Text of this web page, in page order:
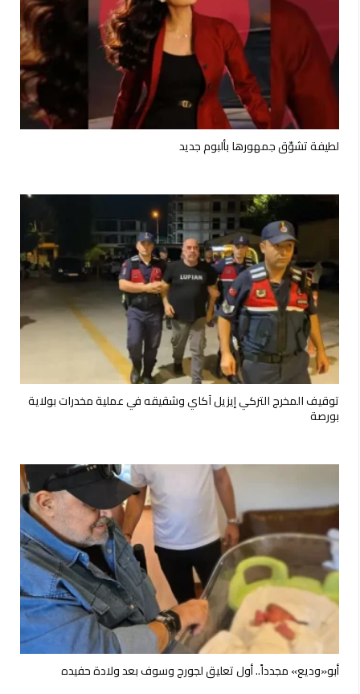
لطيفة تشوّق جمهورها بألبوم جديد
توقيف المخرج التركي إيزيل آكاي وشقيقه في عملية مخدرات بولاية
بورصة
أبو«وديع» مجدداً.. أول تعليق لجورج وسوف بعد ولادة حفيده